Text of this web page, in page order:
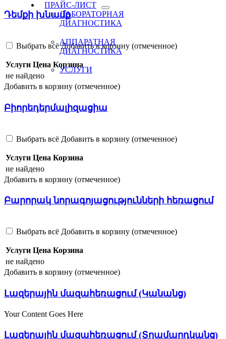
ПРАЙС-ЛИСТ
ЛАБОРАТОРНАЯ
ДИАГНОСТИКА
АППАРАТНАЯ
ДИАГНОСТИКА
УСЛУГИ
Դեմքի խնամք
Выбрать всёДобавить в корзину (отмеченное)
Услуги Цена Корзина
не найдено
Добавить в корзину (отмеченное)
Բիորեդերմալիզացիա
Выбрать всё Добавить в корзину (отмеченное)
Услуги Цена Корзина
не найдено
Добавить в корзину (отмеченное)
Բարորակ նորագոյացությունների հեռացում
Выбрать всё Добавить в корзину (отмеченное)
Услуги Цена Корзина
не найдено
Добавить в корзину (отмеченное)
Լազերային մազահեռացում (Կանանց)
Your Content Goes Here
Լազերային մազահեռացում (Տղամարդկանց)